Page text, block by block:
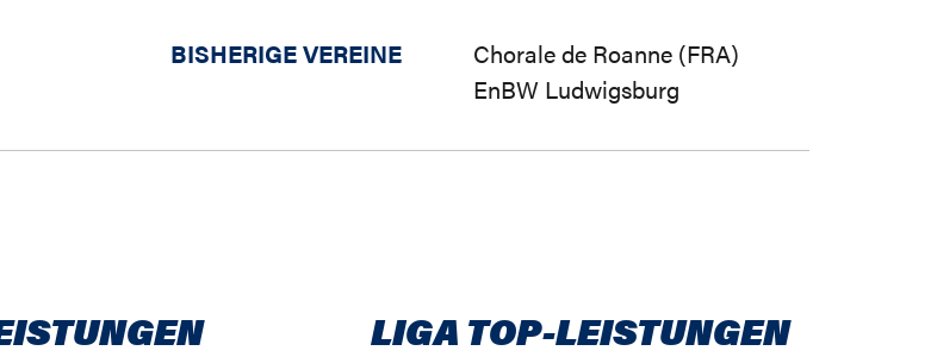
BISHERIGE VEREINE
Chorale de Roanne (FRA)
EnBW Ludwigsburg
LIGA TOP-LEISTUNGEN